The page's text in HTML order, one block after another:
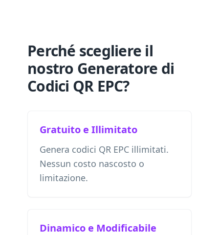
Perché scegliere il
nostro Generatore di
Codici QR EPC?
Gratuito e Illimitato
Genera codici QR EPC illimitati.
Nessun costo nascosto o
limitazione.
Dinamico e Modificabile